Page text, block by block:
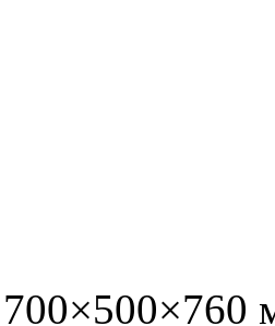
700×500×760